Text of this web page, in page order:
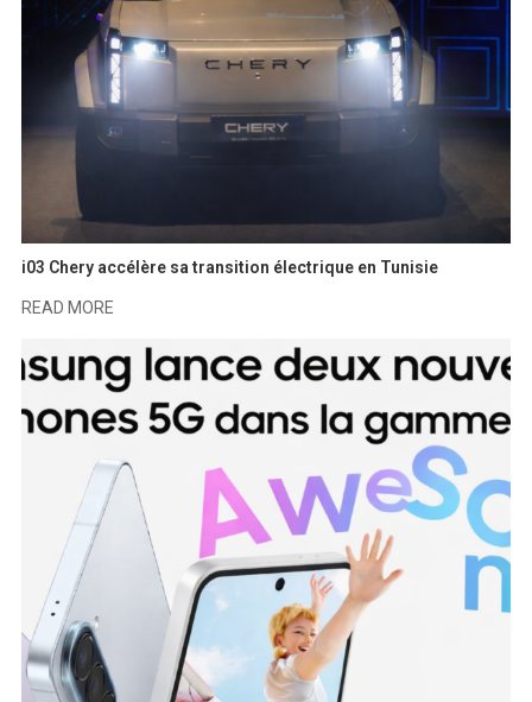
i03 Chery accélère sa transition électrique en Tunisie
READ MORE